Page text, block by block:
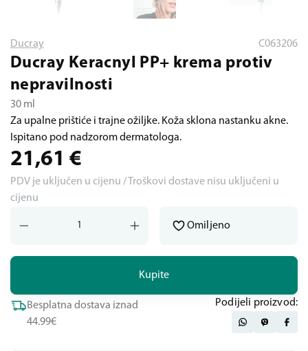
Ducray C063206
Ducray Keracnyl PP+ krema protiv
nepravilnosti
30 ml
Za upalne prištiće i trajne ožiljke. Koža sklona nastanku akne.
Ispitano pod nadzorom dermatologa.
21,61 €
PDV je uključen u cijenu / Troškovi dostave nisu uključeni u
cijenu
Kupite
Omiljeno
Besplatna dostava iznad
44.99€
Podijeli proizvod: